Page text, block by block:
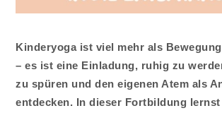
Kinderyoga ist viel mehr als
– es ist eine Einladung, ruhig zu
zu spüren und den eigenen Atem als
entdecken. In dieser Fortbildung